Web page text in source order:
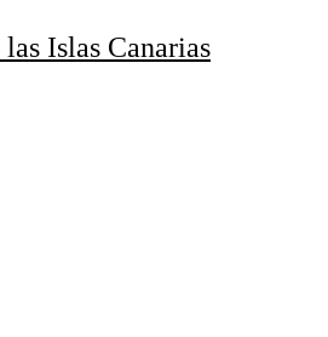
las Islas Canarias